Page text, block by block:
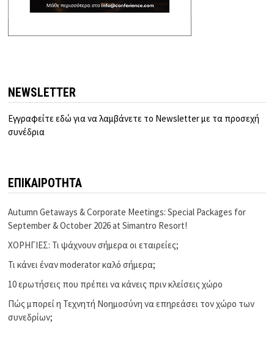
NEWSLETTER
Εγγραφείτε εδώ για να λαμβάνετε το Newsletter με τα προσεχή
συνέδρια
ΕΠΙΚΑΙΡΟΤΗΤΑ
Autumn Getaways & Corporate Meetings: Special Packages for
September & October 2026 at Simantro Resort!
ΧΟΡΗΓΙΕΣ: Τι ψάχνουν σήμερα οι εταιρείες;
Τι κάνει έναν moderator καλό σήμερα;
10 ερωτήσεις που πρέπει να κάνεις πριν κλείσεις χώρο
Πώς μπορεί η Τεχνητή Νοημοσύνη να επηρεάσει τον χώρο των
συνεδρίων;